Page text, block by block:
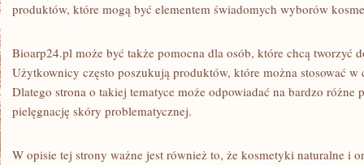
produktów, które mogą być elementem świadomych wyborów
Bioarp24.pl może być także pomocna dla osób, które chcą tworzyć
Użytkownicy często poszukują produktów, które można stosować
Dlatego strona o takiej tematyce może odpowiadać na bardzo różne
pielęgnację skóry problematycznej.
W opisie tej strony ważne jest również to, że kosmetyki naturalne i